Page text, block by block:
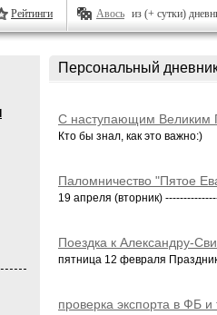
Рейтинги Авось из (+ сутки)
Персональный
С наступающим Великим
Кто бы знал, как это важно:)
Паломничество "Пятое
мая
19 апреля (вторник)
Поездка к Александру-
пятница 12 февраля
проверка экспорта в ФБ и